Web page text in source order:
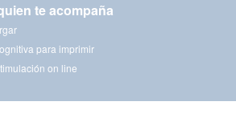
te acompaña
para imprimir
on line